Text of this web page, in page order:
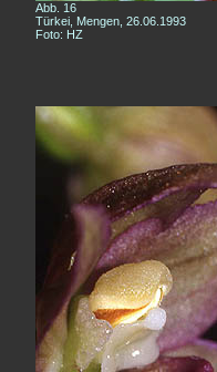
Abb. 16
Türkei, Mengen, 26.06.1993
Foto: HZ